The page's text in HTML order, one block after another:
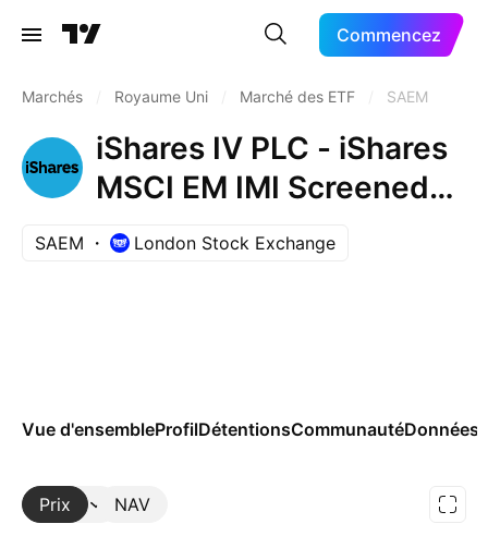
Commencez
Marchés Royaume Uni Marché des ETF SAEM
iShares IV PLC - iShares
MSCI EM IMI Screened
UCITS ETF
AccumUnhedged USD
SAEM London Stock Exchange
Vue d'ensembleProfilDétentionsCommunautéDonnées
Prix NAV
Plus